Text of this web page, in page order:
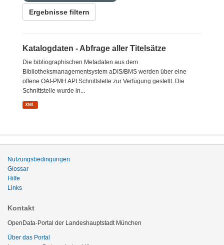
Ergebnisse filtern
Katalogdaten - Abfrage aller Titelsätze
Die bibliographischen Metadaten aus dem
Bibliotheksmanagementsystem aDIS/BMS werden über eine
offene OAI-PMH API Schnittstelle zur Verfügung gestellt. Die
Schnittstelle wurde in...
XML
Nutzungsbedingungen
Glossar
Hilfe
Links
Kontakt
OpenData-Portal der Landeshauptstadt München
Über das Portal